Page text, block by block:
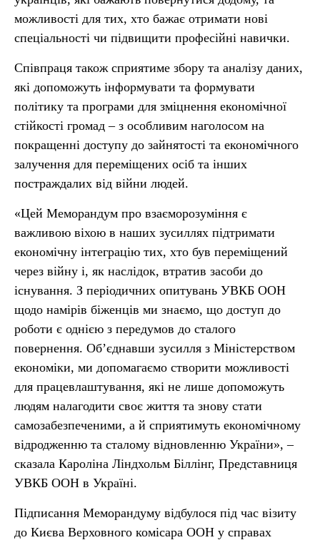
можливості для тих, хто бажає отримати нові
спеціальності чи підвищити професійні навички.
Співпраця також сприятиме збору та аналізу даних,
які допоможуть інформувати та формувати
політику та програми для зміцнення економічної
стійкості громад – з особливим наголосом на
покращенні доступу до зайнятості та економічного
залучення для переміщених осіб та інших
постраждалих від війни людей.
«Цей Меморандум про взаєморозуміння є
важливою віхою в наших зусиллях підтримати
економічну інтеграцію тих, хто був переміщений
через війну і, як наслідок, втратив засоби до
існування. З періодичних опитувань УВКБ ООН
щодо намірів біженців ми знаємо, що доступ до
роботи є однією з передумов до сталого
повернення. Об’єднавши зусилля з Міністерством
економіки, ми допомагаємо створити можливості
для працевлаштування, які не лише допоможуть
людям налагодити своє життя та знову стати
самозабезпеченими, а й сприятимуть економічному
відродженню та сталому відновленню України», –
сказала Кароліна Ліндхольм Біллінг, Представниця
УВКБ ООН в Україні.
Підписання Меморандуму відбулося під час візиту
до Києва Верховного комісара ООН у справах